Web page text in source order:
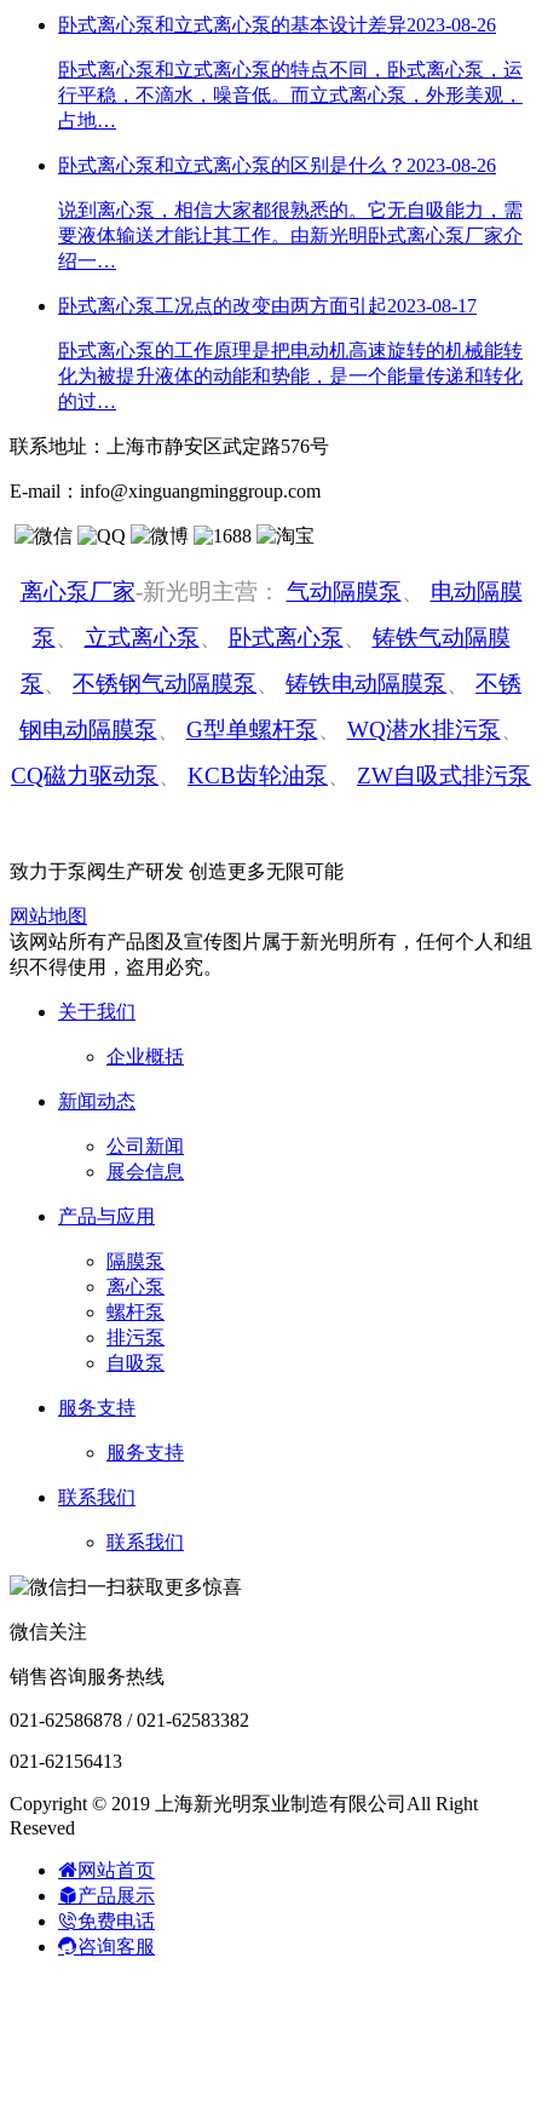
卧式离心泵和立式离心泵的基本设计差异2023-08-26
卧式离心泵和立式离心泵的特点不同，卧式离心泵，运
行平稳，不滴水，噪音低。而立式离心泵，外形美观，
占地…
卧式离心泵和立式离心泵的区别是什么？ 2023-08-26
说到离心泵，相信大家都很熟悉的。它无自吸能力，需
要液体输送才能让其工作。由新光明卧式离心泵厂家介
绍一…
卧式离心泵工况点的改变由两方面引起2023-08-17
卧式离心泵的工作原理是把电动机高速旋转的机械能转
化为被提升液体的动能和势能，是一个能量传递和转化
的过…
联系地址： 上海市静安区武定路576号
E-mail： info@xinguangminggroup.com
离心泵厂家-新光明主营： 气动隔膜泵、 电动隔膜
泵、 立式离心泵、 卧式离心泵、 铸铁气动隔膜
泵、 不锈钢气动隔膜泵、 铸铁电动隔膜泵、 不锈
钢电动隔膜泵、 G型单螺杆泵、 WQ潜水排污泵、
CQ磁力驱动泵、 KCB齿轮油泵、 ZW自吸式排污泵
致力于泵阀生产研发 创造更多无限可能
网站地图
该网站所有产品图及宣传图片属于新光明所有，任何个人和组
织不得使用，盗用必究。
关于我们
企业概括
新闻动态
公司新闻
展会信息
产品与应用
隔膜泵
离心泵
螺杆泵
排污泵
自吸泵
服务支持
服务支持
联系我们
联系我们
微信关注
销售咨询服务热线
021-62586878 / 021-62583382
021-62156413
Copyright © 2019 上海新光明泵业制造有限公司All Right
Reseved
网站首页
产品展示
免费电话
咨询客服